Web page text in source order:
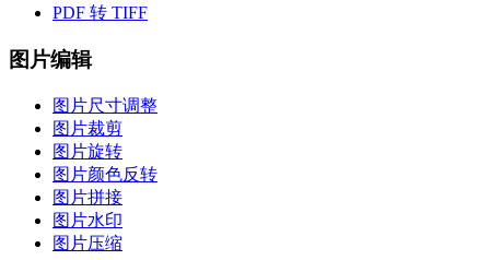
PDF 转 TIFF
图片编辑
图片尺寸调整
图片裁剪
图片旋转
图片颜色反转
图片拼接
图片水印
图片压缩